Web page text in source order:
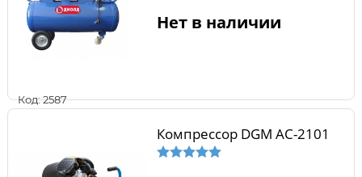
Код: 2587
Нет в наличии
Компрессор DGM AC-2101